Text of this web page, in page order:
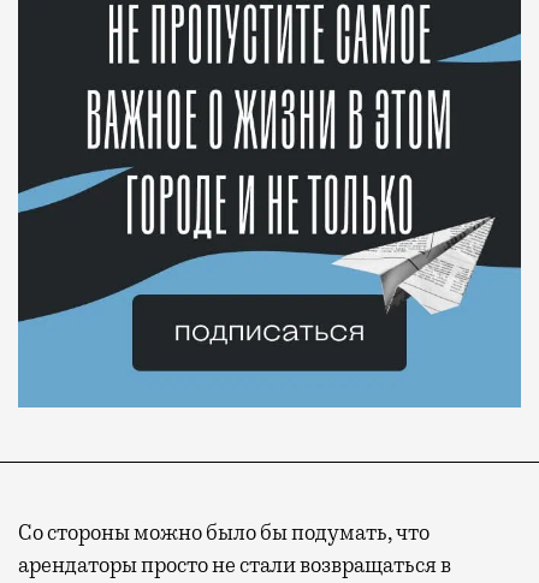
Со стороны можно было бы подумать, что
арендаторы просто не стали возвращаться в